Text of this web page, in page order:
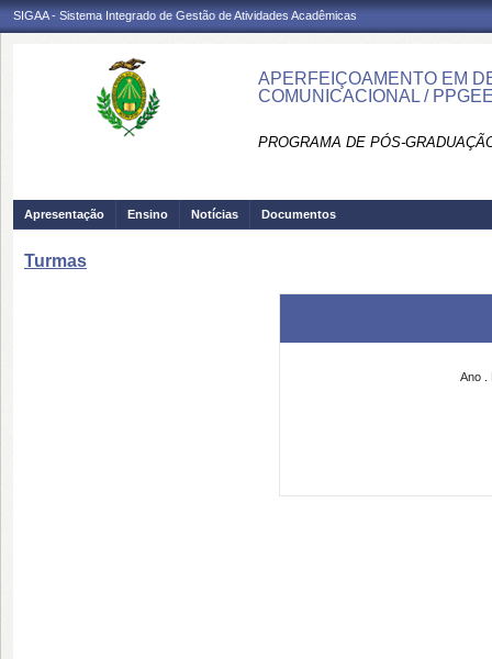
SIGAA - Sistema Integrado de Gestão de Atividades Acadêmicas
APERFEIÇOAMENTO EM
COMUNICACIONAL /
PROGRAMA DE PÓS-
Apresentação Ensino Notícias Documentos
Turmas
Ano